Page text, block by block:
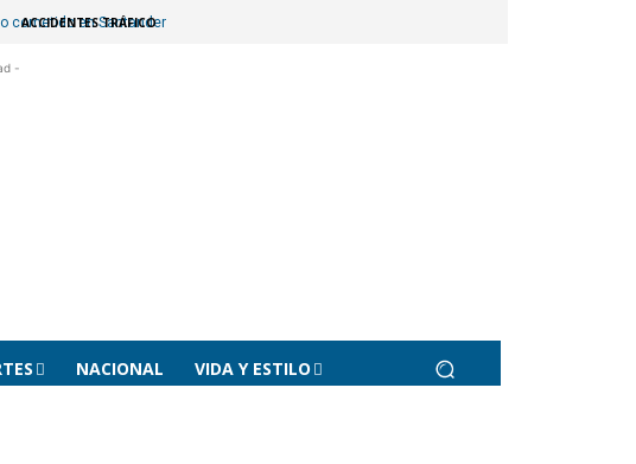
cometido en Santander
ACCIDENTES TRÁFICO
-
NACIONAL VIDA Y ESTILO